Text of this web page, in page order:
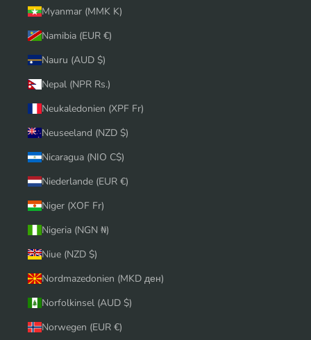
Myanmar (MMK K)
Namibia (EUR €)
Nauru (AUD $)
Nepal (NPR Rs.)
Neukaledonien (XPF Fr)
Neuseeland (NZD $)
Nicaragua (NIO C$)
Niederlande (EUR €)
Niger (XOF Fr)
Nigeria (NGN ₦)
Niue (NZD $)
Nordmazedonien (MKD ден)
Norfolkinsel (AUD $)
Norwegen (EUR €)